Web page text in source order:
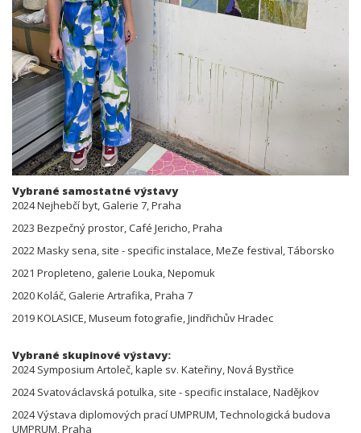
Vybrané samostatné výstavy
2024 Nejhebčí byt, Galerie 7, Praha
2023 Bezpečný prostor, Café Jericho, Praha
2022 Masky sena, site - specific instalace, MeZe festival, Táborsko
2021 Propleteno, galerie Louka, Nepomuk
2020 Koláč, Galerie Artrafika, Praha 7
2019 KOLASICE, Museum fotografie, Jindřichův Hradec
Vybrané skupinové výstavy:
2024 Symposium Artoleč, kaple sv. Kateřiny, Nová Bystřice
2024 Svatováclavská potulka, site - specific instalace, Nadějkov
2024 Výstava diplomových prací UMPRUM, Technologická budova
UMPRUM, Praha